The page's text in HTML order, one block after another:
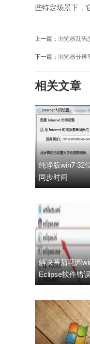
些特定场景下，
上一篇： 浏览器乱码
下一篇： 浏览器分辨
相关文章
纯净版win7 32
同步时间
解决番茄花园
Eclipse软件错